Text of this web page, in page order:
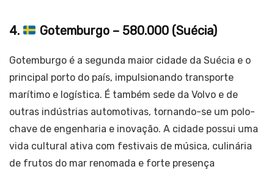
4. Gotemburgo – 580.000 (Suécia)
Gotemburgo é a segunda maior cidade da Suécia e o
principal porto do país, impulsionando transporte
marítimo e logística. É também sede da Volvo e de
outras indústrias automotivas, tornando-se um polo-
chave de engenharia e inovação. A cidade possui uma
vida cultural ativa com festivais de música, culinária
de frutos do mar renomada e forte presença